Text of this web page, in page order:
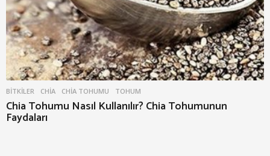
BITKILER CHIA ,CHIA TOHUMU ,TOHUM
Chia Tohumu Nasıl Kullanılır? Chia Tohumunun
Faydaları